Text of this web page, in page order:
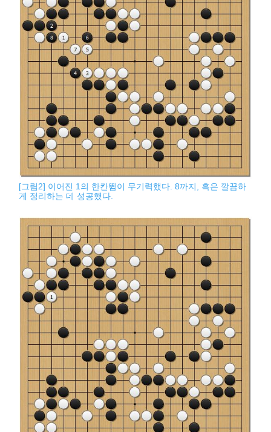
[그림2] 이어진 1의 한칸뜀이 무기력했다. 8까지, 흑은 깔끔하
게 정리하는 데 성공했다.